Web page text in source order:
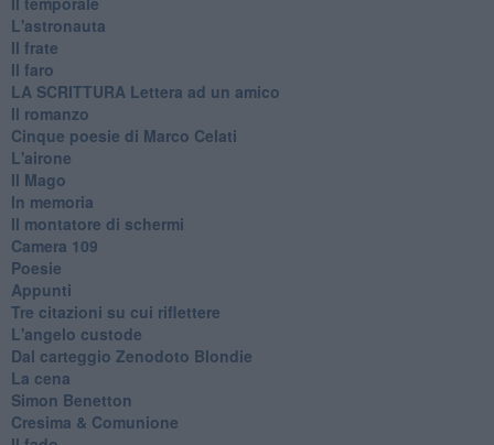
L'astronauta
Il frate
Il faro
​LA SCRITTURA Lettera ad un amico
Il romanzo
Cinque poesie di Marco Celati
L'airone
Il Mago
In memoria
Il montatore di schermi
Camera 109
Poesie
Appunti
Tre citazioni su cui riflettere
L'angelo custode
Dal carteggio Zenodoto Blondie
La cena
Simon Benetton
Cresima & Comunione